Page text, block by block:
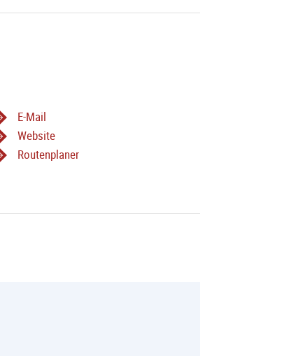
E-Mail
Website
Routenplaner